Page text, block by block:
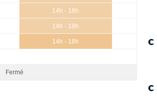
14h - 18h
14h - 18h
14h - 18h
Fermé